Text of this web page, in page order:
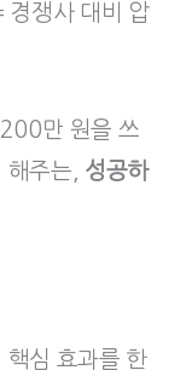
경쟁사 대비 압
만 원을 쓰
주는, 성공하
핵심 효과를 한